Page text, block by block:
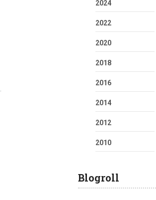
2024
2022
2020
2018
2016
2014
2012
2010
Blogroll